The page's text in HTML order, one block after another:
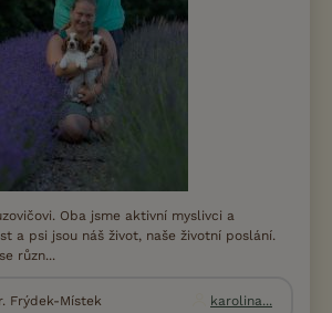
Oba jsme aktivní myslivci a
a psi jsou náš život, naše životní poslání.
různ...
Frýdek-Místek karolina...